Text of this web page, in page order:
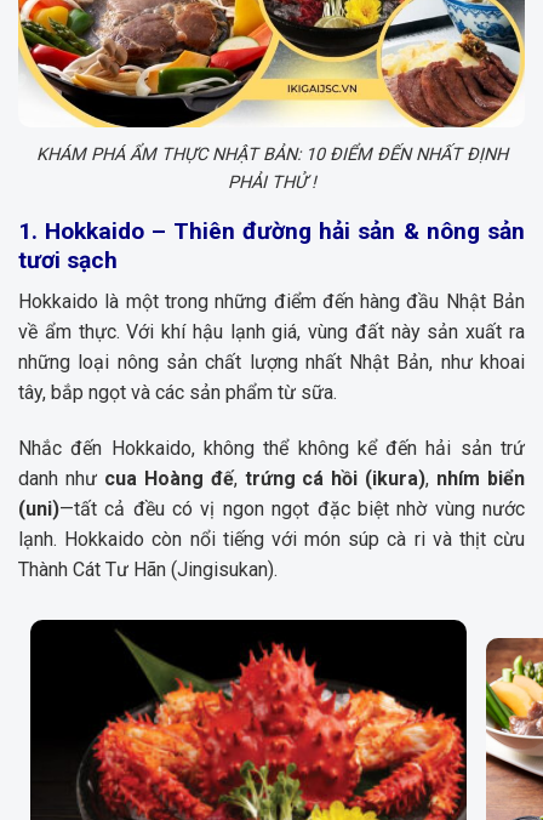
KHÁM PHÁ ẨM THỰC NHẬT BẢN: 10 ĐIỂM ĐẾN NHẤT ĐỊNH
PHẢI THỬ !
1. Hokkaido – Thiên đường hải sản & nông sản
tươi sạch
Hokkaido là một trong những điểm đến hàng đầu Nhật Bản
về ẩm thực. Với khí hậu lạnh giá, vùng đất này sản xuất ra
những loại nông sản chất lượng nhất Nhật Bản, như khoai
tây, bắp ngọt và các sản phẩm từ sữa.
Nhắc đến Hokkaido, không thể không kể đến hải sản trứ
danh như cua Hoàng đế, trứng cá hồi (ikura), nhím biển
(uni)—tất cả đều có vị ngon ngọt đặc biệt nhờ vùng nước
lạnh. Hokkaido còn nổi tiếng với món súp cà ri và thịt cừu
Thành Cát Tư Hãn (Jingisukan).